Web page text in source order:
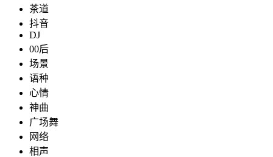
茶道
抖音
DJ
00后
场景
语种
心情
神曲
广场舞
网络
相声